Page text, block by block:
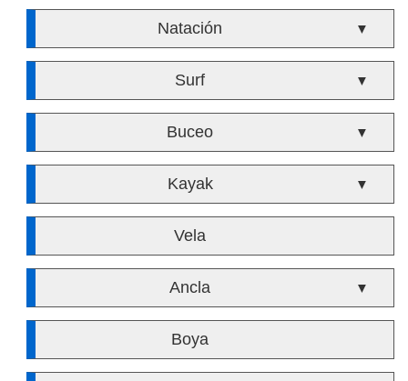
Natación ▼
Surf ▼
Buceo ▼
Kayak ▼
Vela
Ancla ▼
Boya